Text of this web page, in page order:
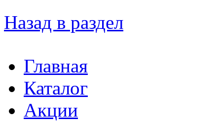
Назад в раздел
Главная
Каталог
Акции